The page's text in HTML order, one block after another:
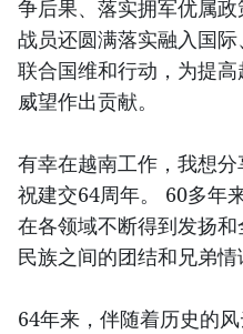
争后果、落实拥军优属
战员还圆满落实融入国
联合国维和行动，为提
威望作出贡献。
有幸在越南工作，我想
祝建交64周年。 60多年
在各领域不断得到发扬
民族之间的团结和兄弟情
64年来，伴随着历史的